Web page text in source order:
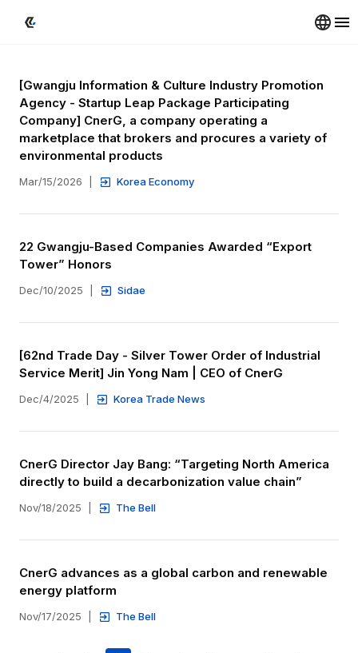
[Gwangju Information & Culture Industry Promotion
Agency - Startup Leap Package Participating
Company] CnerG, a company operating a
marketplace that brokers and procures a variety of
environmental products
Mar/15/2026 Korea Economy
22 Gwangju-Based Companies Awarded “Export
Tower” Honors
Dec/10/2025 Sidae
[62nd Trade Day - Silver Tower Order of Industrial
Service Merit] Jin Yong Nam | CEO of CnerG
Dec/4/2025 Korea Trade News
CnerG Director Jay Bang: “Targeting North America
directly to build a decarbonization value chain”
Nov/18/2025 The Bell
CnerG advances as a global carbon and renewable
energy platform
Nov/17/2025 The Bell